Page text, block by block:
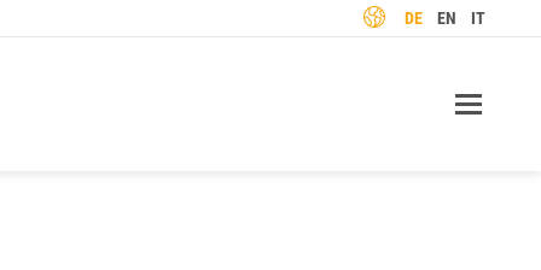
SPRACHE
DE EN IT